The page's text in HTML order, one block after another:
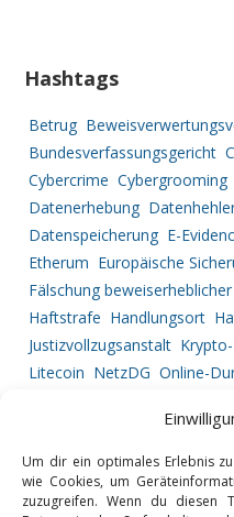
Um dir ein optimales Erlebnis
wie Cookies, um
zuzugreifen. Wenn du diesen
Hashtags
Betrug
Bundesverfassungsgericht
Cybercrime Cybergrooming
Datenerhebung
Datenspeicherung E-
Etherum Europäische
Fälschung
Haftstrafe Handlungsort
Justizvollzugsanstalt
Litecoin NetzDG Online-
Urkundenfälschung
Vorgehensweise